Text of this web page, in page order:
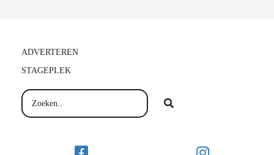
ADVERTEREN
STAGEPLEK